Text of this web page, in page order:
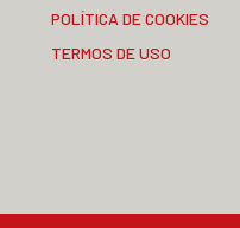
POLÍTICA DE COOKIES
TERMOS DE USO